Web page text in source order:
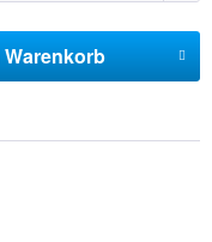
Warenkorb